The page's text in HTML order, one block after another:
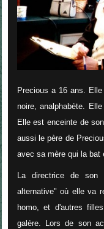
Precious a 16 ans.
noire, analphabète.
Elle est enceinte de
aussi le père de
avec sa mère qui la bat
La directrice de son
alternative" où elle va
homo, et d'autres
galère. Lors de son